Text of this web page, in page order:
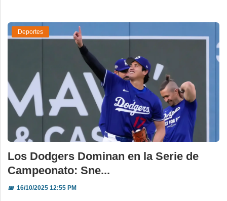
Deportes
Los Dodgers Dominan en la Serie de
Campeonato: Sne...
📅16/10/2025 12:55 PM